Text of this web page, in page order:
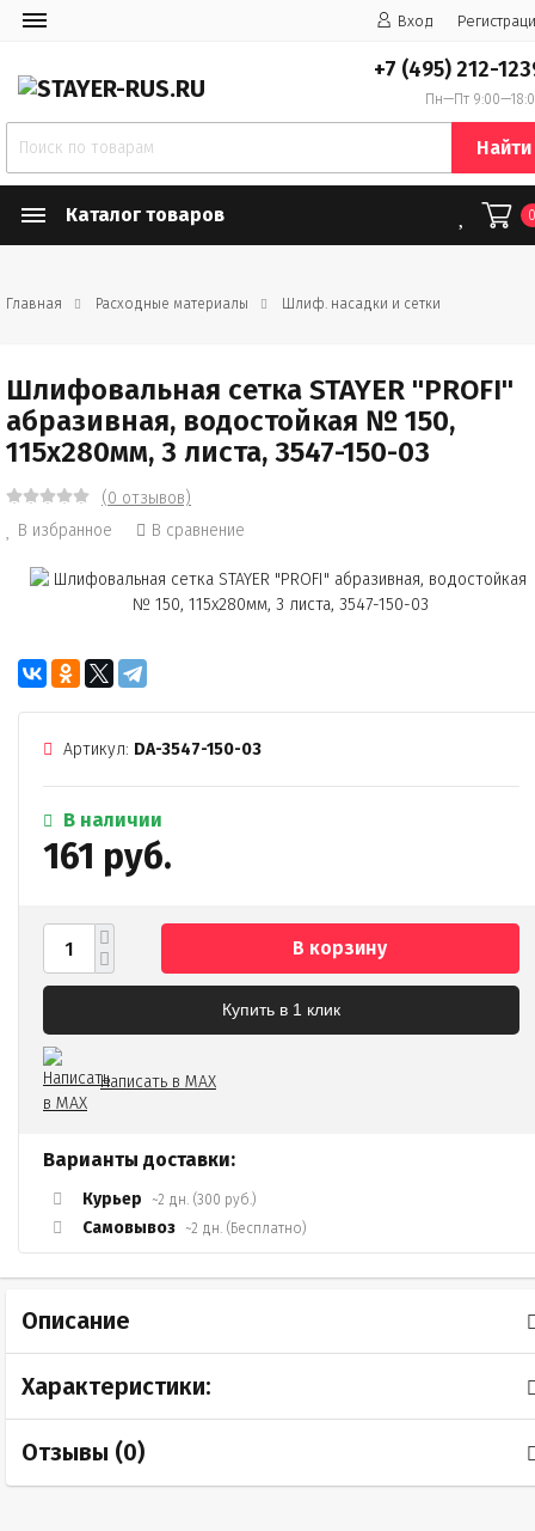
Вход
+7 (495) 212-
Пн—Пт
Найти
Каталог товаров
Главная Расходные материалы Шлиф. насадки и сетки
Шлифовальная сетка STAYER "PROFI"
абразивная, водостойкая № 150,
115х280мм, 3 листа, 3547-150-03
(0 отзывов)
В избранное
В сравнение
Артикул: DA-3547-150-03
В наличии
161 руб.
В корзину
Купить в 1 клик
Написать в MAX
Варианты доставки:
Курьер ~2 дн. (300 руб.)
Самовывоз ~2 дн. (Бесплатно)
Описание
Характеристики:
Отзывы (0)